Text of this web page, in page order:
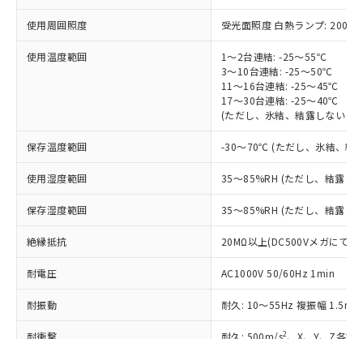
使用周囲照度 受光面照度 白熱ランプ:
使用温度範囲
1～2台連結: -25～55℃
3～10台連結: -25～50℃
11～16台連結: -25～45℃
17～30台連結: -25～40℃
(ただし、氷結、結露しないこ
保存温度範囲 -30～70℃ (ただし、氷結、結
使用湿度範囲 35～85%RH (ただし、結露し
保存湿度範囲 35～85%RH (ただし、結露し
絶縁抵抗 20MΩ以上(DC500Vメガにて)
耐電圧 AC1000V 50/60Hz 1min
耐振動 耐久: 10～55Hz 複振幅
耐衝撃 耐久: 500m/s2、X、Y、Z各方
当社制御機器事業取扱商品の中には、
本サービスの対象外となる商品もある
ことをご了承ください。
在庫状況および標準価格照会結果は、
記載している更新日時点での社内デー
タに基づき作成されるものであり、閲
覧された時点での実際の在庫および標
準価格とは異なる場合があることをご
正式な納期状況および標準価格はお客
様のお取引先、またはお客様担当のオ
ムロン制御機器販売店・当社販売員に
オムロン制御機器販売店や当社販売拠
販売ネットワーク
」をご確認
在庫状況および標準価格結果を当社の
事前の承諾なく第三者に漏洩または開
非該当品：ライセンス料など無形物で、有
害物質有無と関係のない商品です。
いたものが、含有品と判明した場合などや
むを得ず変更することがあります。
六価クロム(Cr(Ⅵ)) 1000ppm以下、ポリ臭化ビフェニル
類(PBB) 1000ppm以下、ポリ臭化ジフェニルエーテル類
(PBDE) 1000ppm以下、フタル酸ビス(2-エチルヘキシ
ル) (DEHP)(別名：DOP) 1000ppm以下、フタル酸ブチ
（DBP） 1000ppm以下、フタル酸ジイソブチル
但し、RoHS指令で産業用監視および制御機器に対する
適用除外項目は除く。
フタル酸エステル類の４物質については閾値を超える意
図的な使用がないことを確認しています。
「○」：最大均質材料含有率が中国RoHSの
基準値以下であることを示します。
「×」：最大均質材料含有率が中国RoHSの
基準値を超えていることを示します。
「－」：未確認です。当社販売部門へお問
*中国RoHS10物質の基準値 (GB/T26572)：
Pb(鉛) :1000ppm、 Hg(水銀) : 1000ppm、 Cd(カドミウ
ム) : 100ppm、
Cr(Ⅵ)(六価クロム) : 1000ppm、 PBBs(ポリ臭化ビフェ
ニル類) : 1000ppm、 PBDEs(ポリ臭化ジフェニルエーテ
イソブチル) : 1000ppm、 BBP(フタル酸ブチルベンジ
DEHP(フタル酸ビス(2-エチルヘキシル)) : 1000ppm
「ｅ」：有害物質（10物質）のすべてが基
当社は、これら貴社製品のうち、外国
為替および外国貿易法に定める商品
（以下｢規制貨物等」という）を輸出
または国外への提供する場合は、日本
国政府の輸出許可(または役務取引許
可)を取得するなどの必要な手続きを
当社は規制貨物を破棄する場合は、完
全に破砕するなど、違法に輸出されな
当社は貴社製品を、核兵器、ミサイ
ル、化学兵器、生物兵器またはその他
武器並びにこれらの製造装置等に一切
当社は、貴社製品を第三者に販売する
場合は、上記1、2および3の内容を当
号
○ 一定数以上の在庫あり
△ 一定数には満たないが在庫あり
在庫なし(最新の在庫状況につ
いては、お客様のお取引先、ま
たはお客様担当のオムロン制御
機器販売店・当社販売員にご確